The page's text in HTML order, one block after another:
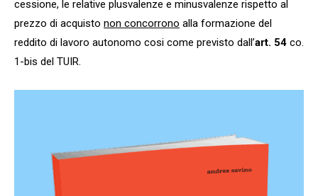
cessione, le relative plusvalenze e minusvalenze rispetto al
prezzo di acquisto non concorrono alla formazione del
reddito di lavoro autonomo cosi come previsto dall’art. 54 co.
1-bis del TUIR.